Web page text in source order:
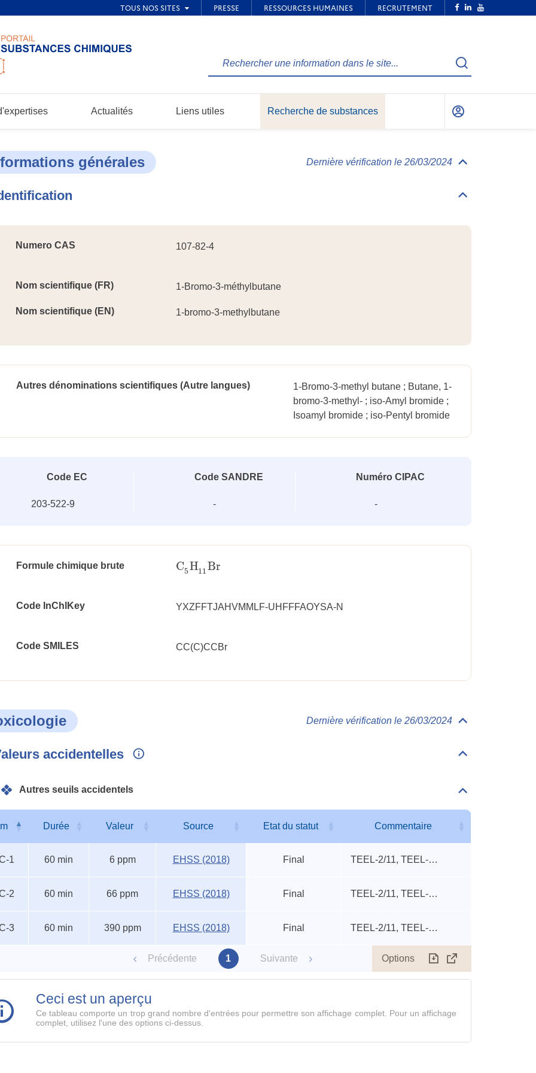
Rechercher
le
Recherche
Actualités Liens utiles Recherche de substances
Mon
générales Dernière vérification le 26/03/2024
Déplier/replier
Déplier/replier
Numero CAS 107-82-4
Nom scientifique (FR) 1-Bromo-3-méthylbutane
Nom scientifique (EN) 1-bromo-3-methylbutane
Autres dénominations scientifiques (Autre langues)
1-Bromo-3-methyl butane ; Butane, 1-
bromo-3-methyl- ; iso-Amyl bromide ;
Isoamyl bromide ; iso-Pentyl bromide
Code EC
203-522-9
Code SANDRE
-
Numéro CIPAC
-
Formule chimique brute C5H11Br
C5H11 Br
Code InChlKey YXZFFTJAHVMMLF-UHFFFAOYSA-N
Code SMILES CC(C)CCBr
Dernière vérification le 26/03/2024
Déplier/replier
accidentelles
Déplier/replier
Autres seuils accidentels
Déplier/replier
seuils
Durée Valeur Source Etat du statut Commentaire
1
60 min 6 ppm EHSS (2018) Final TEEL-2/11, TEEL-3/6, rat ip LD50
2 60 min 66 ppm EHSS (2018) Final TEEL-2/11, TEEL-3/6, rat ip LD50
3 60 min 390 ppm EHSS (2018) Final TEEL-2/11, TEEL-3/6, rat ip LD50
Précédente 1 Suivante Options Télécharger
le
Ceci est un aperçu
Ce tableau comporte un trop grand nombre d'entrées pour permettre son affichage complet. Pour un affichage
complet, utilisez l'une des options ci-dessus.